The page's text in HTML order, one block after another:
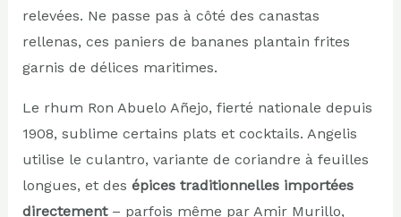
relevées. Ne passe pas à côté des canastas
rellenas, ces paniers de bananes plantain frites
garnis de délices maritimes.
Le rhum Ron Abuelo Añejo, fierté nationale depuis
1908, sublime certains plats et cocktails. Angelis
utilise le culantro, variante de coriandre à feuilles
longues, et des épices traditionnelles importées
directement– parfois même par Amir Murillo,